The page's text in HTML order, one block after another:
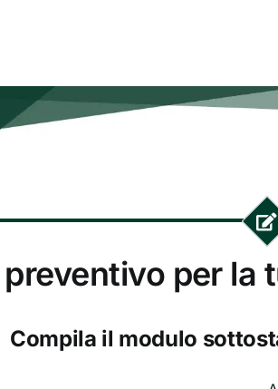
preventivo per
Compila il modulo